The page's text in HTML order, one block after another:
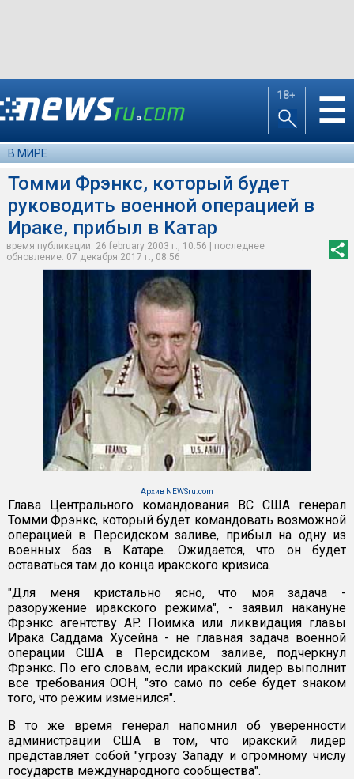
18+ ☰
В МИРЕ
Томми Фрэнкс, который будет
руководить военной операцией в
Ираке, прибыл в Катар
время публикации: 26 february 2003 г., 10:56 | последнее
обновление: 07 декабря 2017 г., 08:56
Архив NEWSru.com
Глава Центрального командования ВС США генерал
Томми Фрэнкс, который будет командовать возможной
операцией в Персидском заливе, прибыл на одну из
военных баз в Катаре. Ожидается, что он будет
оставаться там до конца иракского кризиса.
"Для меня кристально ясно, что моя задача -
разоружение иракского режима", - заявил накануне
Фрэнкс агентству AP. Поимка или ликвидация главы
Ирака Саддама Хусейна - не главная задача военной
операции США в Персидском заливе, подчеркнул
Фрэнкс. По его словам, если иракский лидер выполнит
все требования ООН, "это само по себе будет знаком
того, что режим изменился".
В то же время генерал напомнил об уверенности
администрации США в том, что иракский лидер
представляет собой "угрозу Западу и огромному числу
государств международного сообщества".